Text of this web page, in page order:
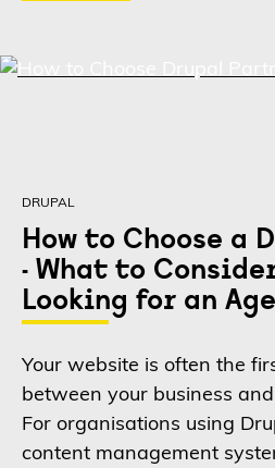
DRUPAL
How to Choose a
- What to
Looking for an
Your website is often the
between your business
For organisations using
content management